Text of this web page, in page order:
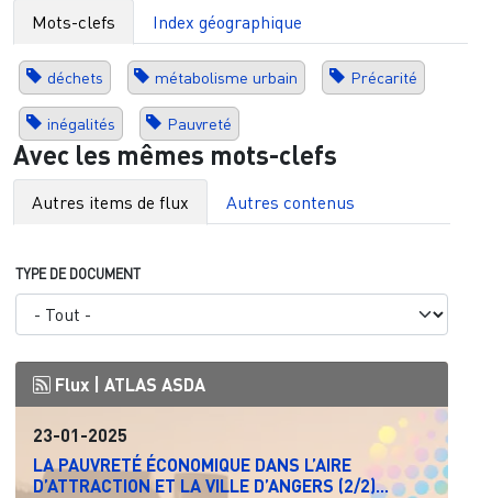
Mots-clefs Index géographique
déchets métabolisme urbain Précarité
inégalités Pauvreté
Avec les mêmes mots-clefs
Autres items de flux Autres contenus
TYPE DE DOCUMENT
Flux | ATLAS ASDA
23-01-2025
LA PAUVRETÉ ÉCONOMIQUE DANS L’AIRE
D’ATTRACTION ET LA VILLE D’ANGERS (2/2)...